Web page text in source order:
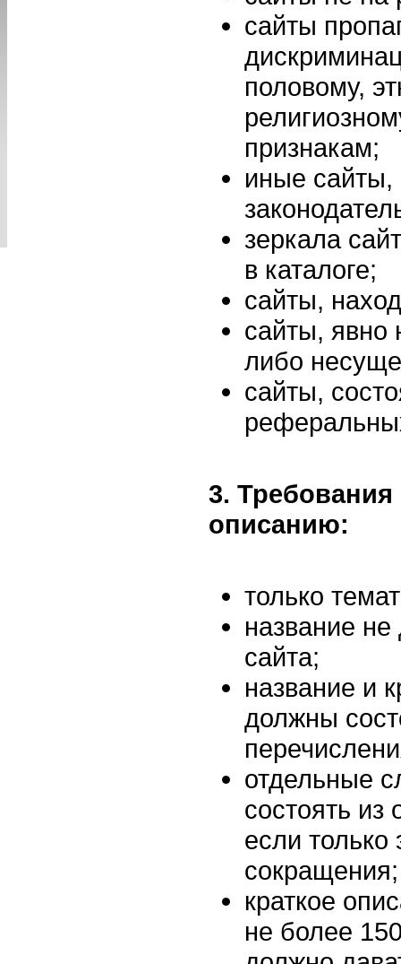
сайты
половому,
признакам;
иные
зеркала
в каталоге;
сайты,
сайты, явно
либо
сайты,
3.
описанию:
только
название
сайта;
название и
должны
отдельные
состоять из
если
сокращения;
краткое
не более